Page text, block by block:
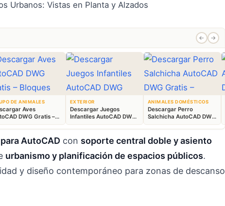
← →
DE ANIMALES
Aves
DWG Gratis –
Animales 2D
EXTERIOR
Descargar Juegos
Infantiles AutoCAD DWG
Gratis – Parque 2D
ANIMALES DOMÉSTICOS
Descargar Perro
Salchicha AutoCAD DWG
Gratis – Bloque 2D
AutoCAD con soporte central doble y asiento
urbanismo y planificación de espacios públicos.
y diseño contemporáneo para zonas de descanso